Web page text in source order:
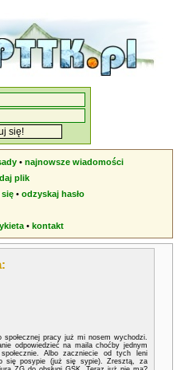
•najnowsze wiadomości
plik
się •odzyskaj hasło
•kontakt
pracy już mi nosem wychodzi.
odpowiedzieć na maila choćby jednym
Albo zaczniecie od tych leni
się posypie (już się sypie). Zresztą, za